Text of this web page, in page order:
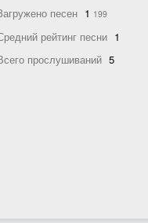
песен 1 199
рейтинг песни 1
прослушиваний 5